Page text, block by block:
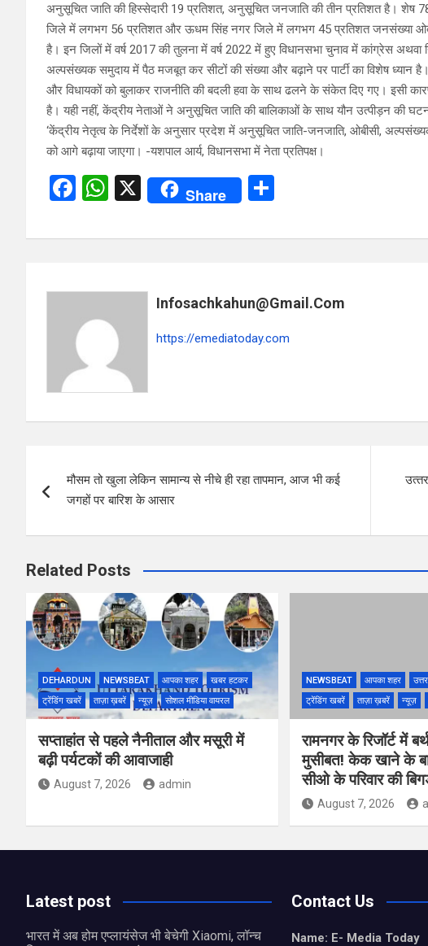
अनुसूचित जाति की हिस्सेदारी 19 प्रतिशत, अनुसूचित जनजाति की तीन प्रतिशत है। शेष
जिले में लगभग 56 प्रतिशत और ऊधम सिंह नगर जिले में लगभग 45 प्रतिशत जनसंख्या
है। इन जिलों में वर्ष 2017 की तुलना में वर्ष 2022 में हुए विधानसभा चुनाव में कांग्रेस अथवा
अल्पसंख्यक समुदाय में पैठ मजबूत कर सीटों की संख्या और बढ़ाने पर पार्टी का विशेष ध्यान
और विधायकों को बुलाकर राजनीति की बदली हवा के साथ ढलने के संकेत दिए गए। इसी
है। यही नहीं, केंद्रीय नेताओं ने अनुसूचित जाति की बालिकाओं के साथ यौन उत्पीड़न की
‘केंद्रीय नेतृत्व के निर्देशों के अनुसार प्रदेश में अनुसूचित जाति-जनजाति, ओबीसी,
को आगे बढ़ाया जाएगा। -यशपाल आर्य, विधानसभा में नेता प्रतिपक्ष।
F
ce
o
o
k
W
at
A
p
p
X Share
ar
Infosachkahun@gmail.com
https://emediatoday.com
navigation
मौसम तो खुला लेकिन सामान्य से नीचे ही रहा तापमान, आज भी कई
जगहों पर बारिश के आसार
Related Posts
DEHARDUN NEWSBEAT आपका शहर
खबर हटकर
ट्रेंडिंग खबरें
ताज़ा ख़बरें न्यूज़ सोशल मीडिया वायरल
सप्ताहांत से पहले नैनीताल और मसूरी में
बढ़ी पर्यटकों की आवाजाही
August 7, 2026 admin
NEWSBEAT आपका शहर
ट्रेंडिंग खबरें
ताज़ा ख़बरें न्यूज़
रामनगर के रिजॉर्ट में
मुसीबत! केक खाने के
सीओ के परिवार की
August 7, 2026
Latest post
भारत में अब होम एप्लायंसेज भी बेचेगी Xiaomi, लॉन्च
Contact Us
Name: E- Media Today